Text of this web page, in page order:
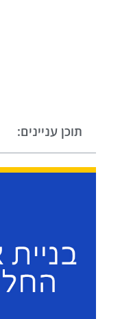
תוכן עניינים: